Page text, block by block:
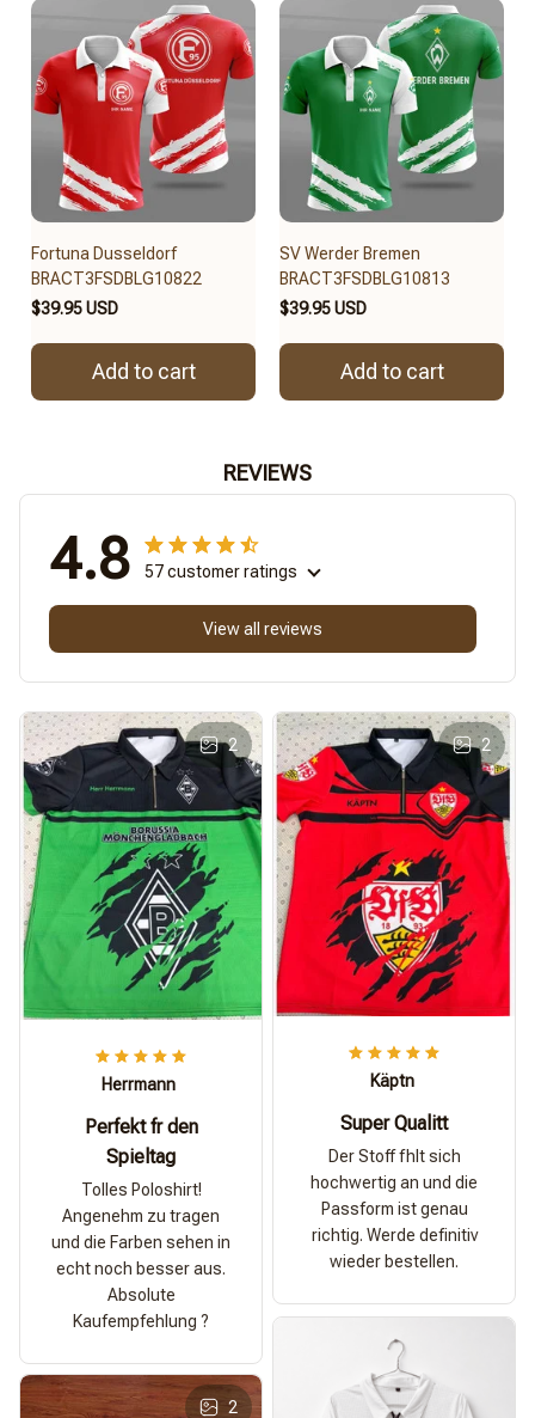
Fortuna Dusseldorf
BRACT3FSDBLG10822
$39.95 USD
Add to cart
SV Werder Bremen
BRACT3FSDBLG10813
$39.95 USD
Add to cart
REVIEWS
4.8 57 customer ratings
View all reviews
2
Herrmann
Perfekt fr den
Spieltag
Tolles Poloshirt!
Angenehm zu tragen
und die Farben sehen in
echt noch besser aus.
Absolute
Kaufempfehlung ?
2
Käptn
Super Qualitt
Der Stoff fhlt sich
hochwertig an und die
Passform ist genau
richtig. Werde definitiv
wieder bestellen.
2